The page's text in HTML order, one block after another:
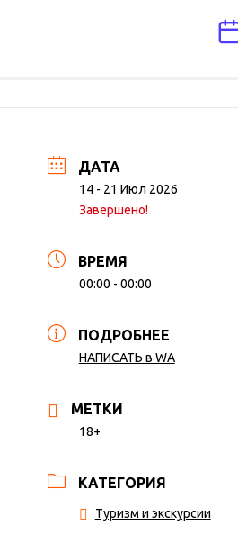
ДАТА
14 - 21 Июл 2026
Завершено!
ВРЕМЯ
00:00 - 00:00
ПОДРОБНЕЕ
НАПИСАТЬ в WA
МЕТКИ
18+
КАТЕГОРИЯ
Туризм и экскурсии